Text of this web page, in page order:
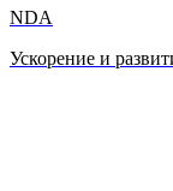
NDA
Ускорение и